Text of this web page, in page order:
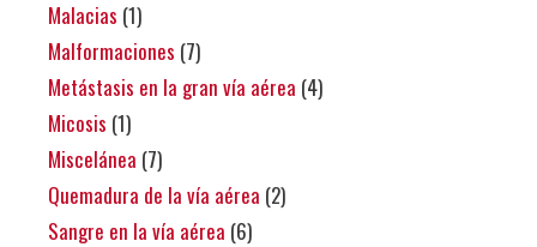
Malacias (1)
Malformaciones (7)
Metástasis en la gran vía aérea (4)
Micosis (1)
Miscelánea (7)
Quemadura de la vía aérea (2)
Sangre en la vía aérea (6)